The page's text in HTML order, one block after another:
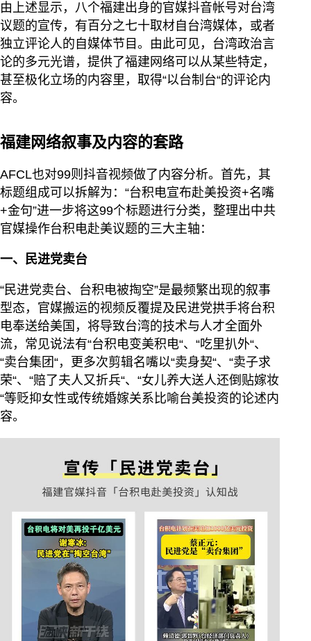
由上述显示，八个福建出身的官媒抖音帐号对台湾
议题的宣传，有百分之七十取材自台湾媒体，或者
独立评论人的自媒体节目。由此可见，台湾政治言
论的多元光谱，提供了福建网络可以从某些特定，
甚至极化立场的内容里，取得“以台制台“的评论内
容。
福建网络叙事及内容的套路
AFCL也对99则抖音视频做了内容分析。首先，其
标题组成可以拆解为：“台积电宣布赴美投资+名嘴
+金句”进一步将这99个标题进行分类，整理出中共
官媒操作台积电赴美议题的三大主轴：
一、民进党卖台
“民进党卖台、台积电被掏空”是最频繁出现的叙事
型态，官媒搬运的视频反覆提及民进党拱手将台积
电奉送给美国，将导致台湾的技术与人才全面外
流，常见说法有“台积电变美积电“、“吃里扒外“、
“卖台集团“，更多次剪辑名嘴以“卖身契“、“卖子求
荣“、“赔了夫人又折兵“、“女儿养大送人还倒贴嫁妆
“等贬抑女性或传统婚嫁关系比喻台美投资的论述内
容。